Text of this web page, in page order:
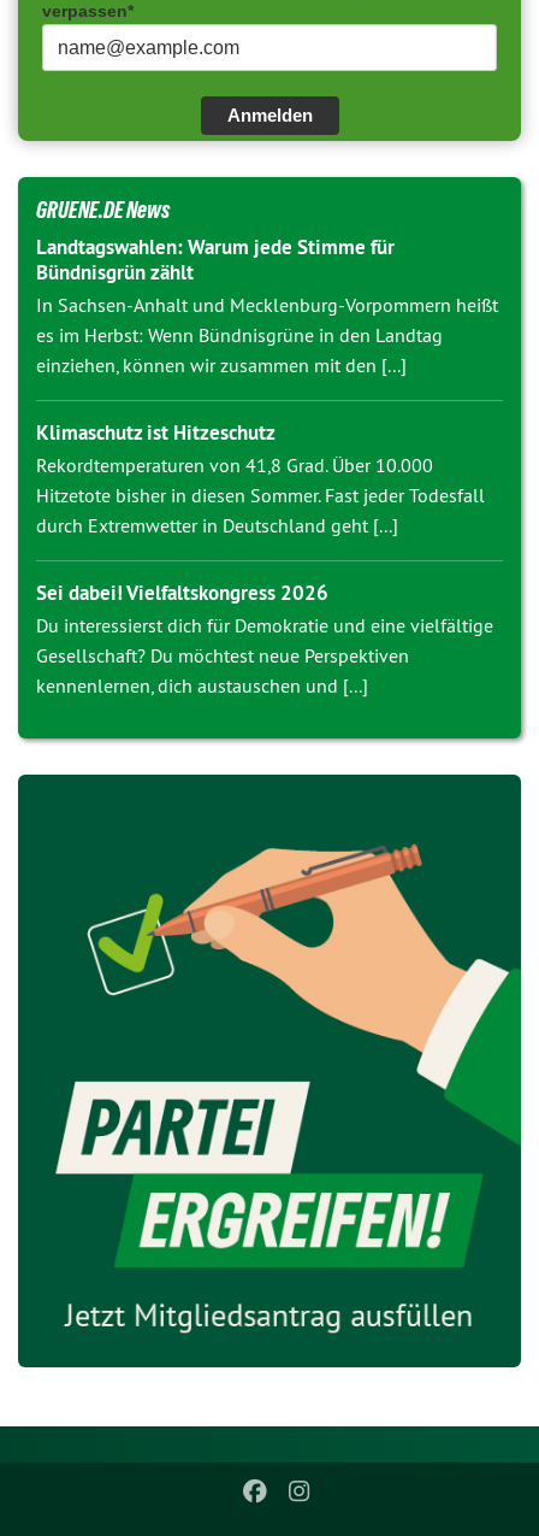
verpassen*
Anmelden
GRUENE.DE News
Landtagswahlen: Warum jede Stimme für
Bündnisgrün zählt
In Sachsen-Anhalt und Mecklenburg-Vorpommern heißt
es im Herbst: Wenn Bündnisgrüne in den Landtag
einziehen, können wir zusammen mit den [...]
Klimaschutz ist Hitzeschutz
Rekordtemperaturen von 41,8 Grad. Über 10.000
Hitzetote bisher in diesen Sommer. Fast jeder Todesfall
durch Extremwetter in Deutschland geht [...]
Sei dabei! Vielfaltskongress 2026
Du interessierst dich für Demokratie und eine vielfältige
Gesellschaft? Du möchtest neue Perspektiven
kennenlernen, dich austauschen und [...]